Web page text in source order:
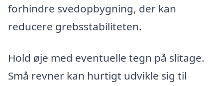
forhindre svedopbygning, der kan
reducere grebsstabiliteten.
Hold øje med eventuelle tegn på slitage.
Små revner kan hurtigt udvikle sig til